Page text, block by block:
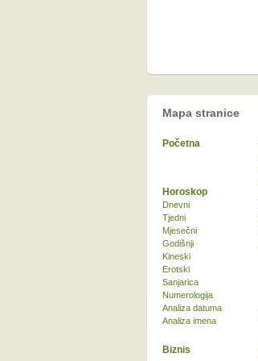
Mapa stranice
Početna
Biznis
Horoskop
Dnevni
Tjedni
Mjesečni
Godišnji
Kineski
Erotski
Sanjarica
Numerologija
Analiza datuma
Analiza imena